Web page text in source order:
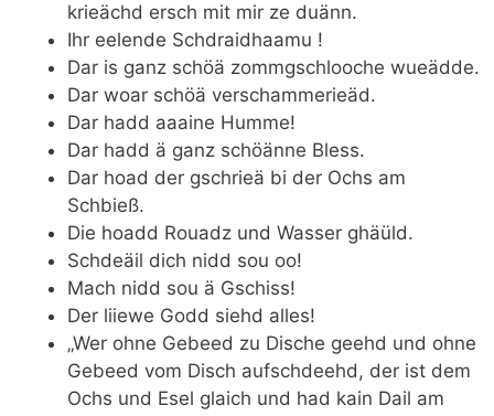
krieächd ersch mit mir ze duänn.
Ihr eelende Schdraidhaamu !
Dar is ganz schöä zommgschlooche wueädde.
Dar woar schöä verschammerieäd.
Dar hadd aaaine Humme!
Dar hadd ä ganz schöänne Bless.
Dar hoad der gschrieä bi der Ochs am
Schbieß.
Die hoadd Rouadz und Wasser ghäüld.
Schdeäil dich nidd sou oo!
Mach nidd sou ä Gschiss!
Der liiewe Godd siehd alles!
„Wer ohne Gebeed zu Dische geehd und ohne
Gebeed vom Disch aufschdeehd, der ist dem
Ochs und Esel glaich und had kain Dail am